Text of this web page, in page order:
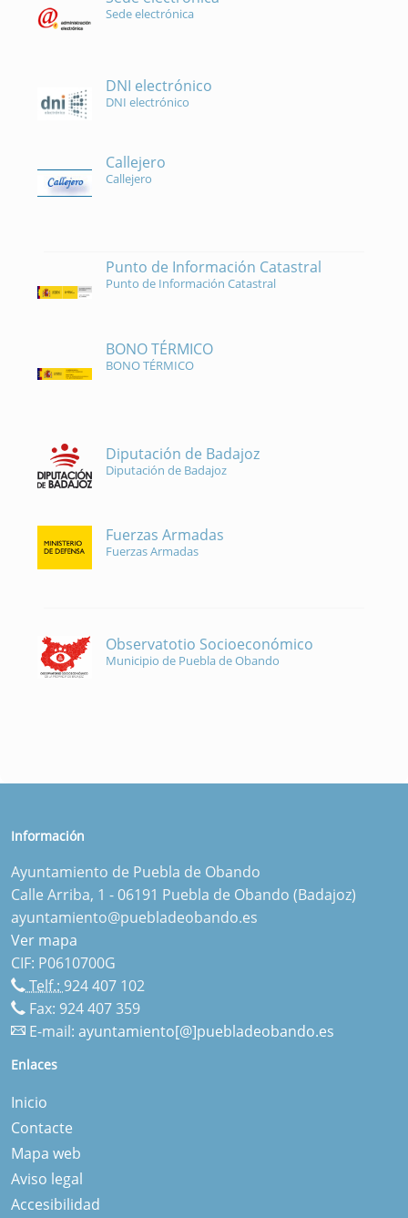
Sede electrónica
DNI electrónico
DNI electrónico
Callejero
Callejero
Punto de Información Catastral
Punto de Información Catastral
BONO TÉRMICO
BONO TÉRMICO
Diputación de Badajoz
Diputación de Badajoz
Fuerzas Armadas
Fuerzas Armadas
Observatotio Socioeconómico
Municipio de Puebla de Obando
Información
Ayuntamiento de Puebla de Obando
Calle Arriba, 1 - 06191 Puebla de Obando (Badajoz)
ayuntamiento@puebladeobando.es
Ver mapa
CIF: P0610700G
Telf.: 924 407 102
Fax: 924 407 359
E-mail: ayuntamiento[@]puebladeobando.es
Enlaces
Inicio
Contacte
Mapa web
Aviso legal
Accesibilidad